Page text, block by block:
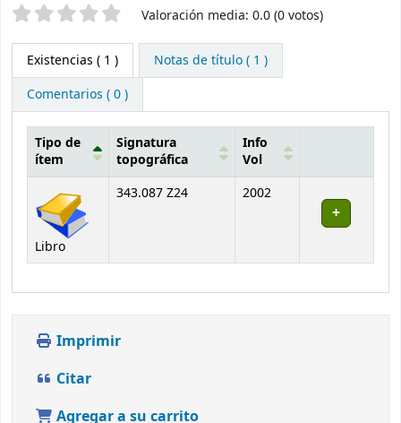
Valoración Valoración media: 0.0 (0 votos)
Existencias ( 1 )
Notas de título ( 1 )
Comentarios ( 0 )
Tipo de
ítem
Signatura
topográfica
Info
Vol
Libro
343.087 Z24 2002
Imprimir
Citar
Agregar a su carrito